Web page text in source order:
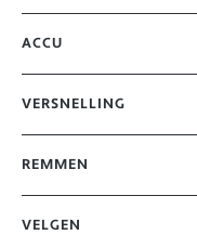
ACCU
VERSNELLING
REMMEN
VELGEN